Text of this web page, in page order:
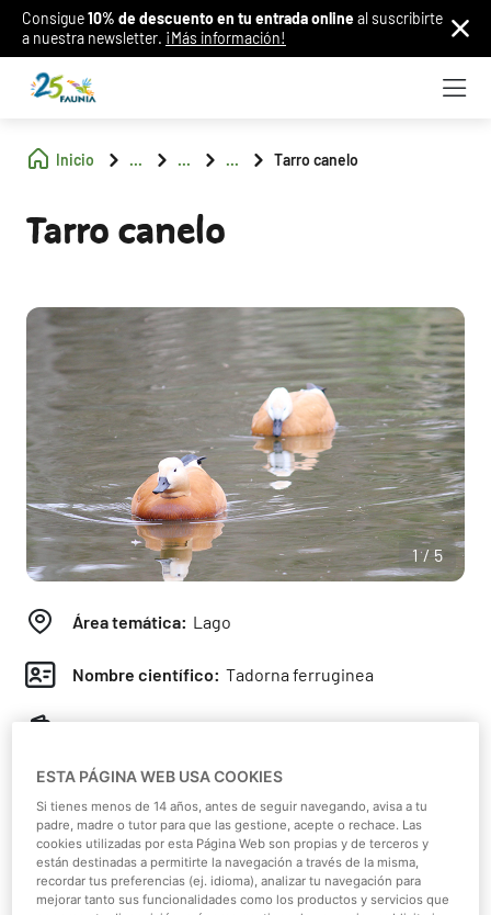
Consigue10% de descuento en tu entrada onlineal suscribirte
a nuestra newsletter. ¡Más información!
Inicio ... ... ... Tarro canelo
Tarro canelo
1/5
Área temática: Lago
Nombre científico: Tadorna ferruginea
Clase:Aves
Continente: África
Hábitat:Ríos, marismas, pantanos y lagos
Dieta: Herbívoro
ESTA PÁGINA WEB USA COOKIES
Si tienes menos de 14 años, antes de seguir navegando, avisa a tu
padre, madre o tutor para que las gestione, acepte o rechace. Las
cookies utilizadas por esta Página Web son propias y de terceros y
están destinadas a permitirte la navegación a través de la misma,
recordar tus preferencias (ej. idioma), analizar tu navegación para
mejorar tanto sus funcionalidades como los productos y servicios que